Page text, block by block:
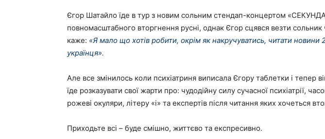
Єгор Шатайло їде в тур з новим сольним стендап-концертом
повномасштабного вторгнення русні, однак Єгор сцявся везти сольник
каже: «Я мало що хотів робити, окрім як накручуватись, читати новини
українця».
Але все змінилось коли психіатриня виписала Єгору таблетки і тепер
їде розказувати свої жарти про: чудодійну силу сучасної психіатрії,
рожеві окуляри, літеру «і» та експертів після читання яких хочеться
Приходьте всі – буде смішно, життєво та експресивно.